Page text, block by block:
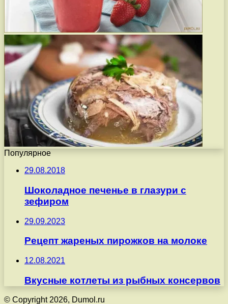
Популярное
29.08.2018
Шоколадное печенье в глазури с
зефиром
29.09.2023
Рецепт жареных пирожков на молоке
12.08.2021
Вкусные котлеты из рыбных консервов
© Copyright 2026, Dumol.ru